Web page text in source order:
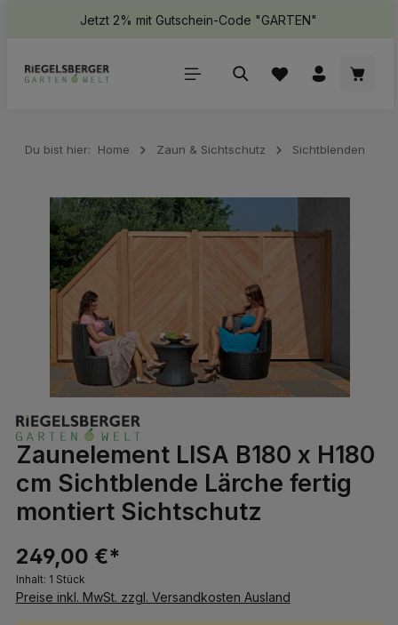
springenJetzt 2% mit Gutschein-Code "GARTEN"
Du bist hier: Home Zaun & Sichtschutz Sichtblenden
Bildergalerie überspringen
Zaunelement LISA B180 x H180
cm Sichtblende Lärche fertig
montiert Sichtschutz
249,00 €*
Inhalt: 1 Stück
Preise inkl. MwSt. zzgl. Versandkosten Ausland